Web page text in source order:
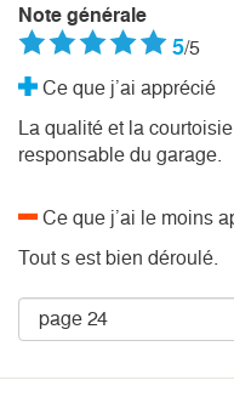
Note générale
5/5
Ce que j’ai apprécié
La qualité et la
responsable du garage.
Ce que j’ai le moins
Tout s est bien déroulé.